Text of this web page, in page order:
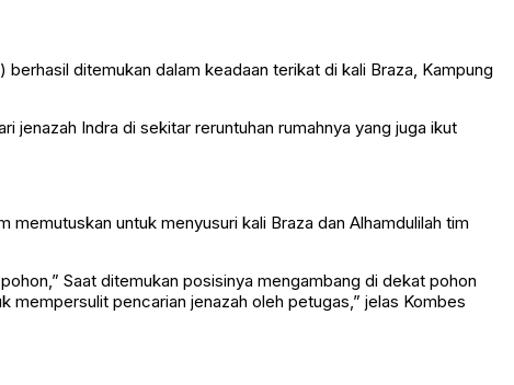
ditemukan dalam keadaan terikat di kali Braza, Kampung
jenazah Indra di sekitar reruntuhan rumahnya yang juga ikut
memutuskan untuk menyusuri kali Braza dan Alhamdulilah tim
Saat ditemukan posisinya mengambang di dekat pohon
mempersulit pencarian jenazah oleh petugas,” jelas Kombes